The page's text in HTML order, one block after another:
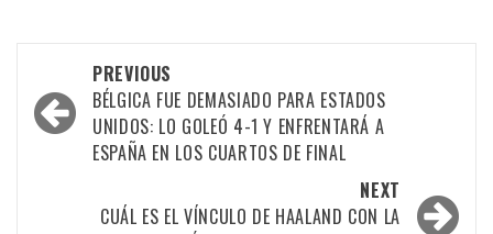
PREVIOUS
BÉLGICA FUE DEMASIADO PARA ESTADOS
UNIDOS: LO GOLEÓ 4-1 Y ENFRENTARÁ A
ESPAÑA EN LOS CUARTOS DE FINAL
NEXT
CUÁL ES EL VÍNCULO DE HAALAND CON LA